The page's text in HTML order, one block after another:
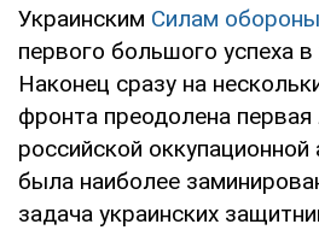
Украинским Силам обороны
первого большого успеха в
Наконец сразу на
фронта преодолена
российской
была наиболее
задача украинских